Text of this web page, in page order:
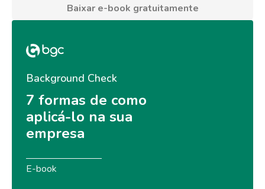
Baixar e-book gratuitamente
Background Check
7 formas de como
aplicá-lo na sua
empresa
E-book